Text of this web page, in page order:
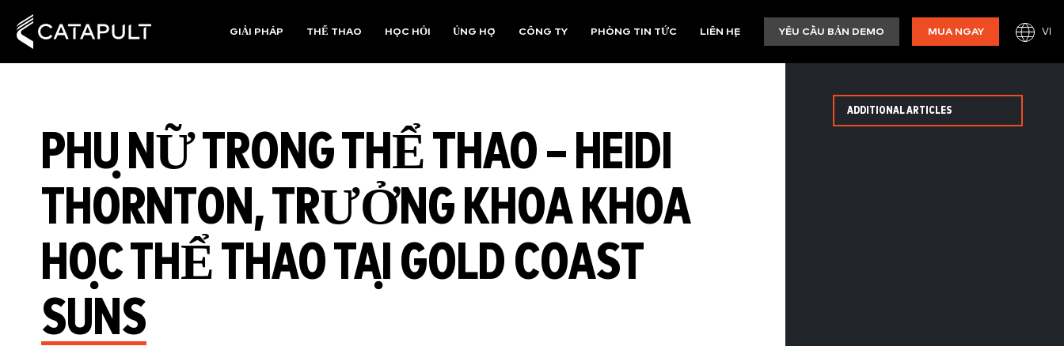
GIẢI PHÁP THỂ THAO HỌC HỎI ỦNG HỘ CÔNG TY PHÒNG TIN TỨC LIÊN HỆ YÊU CẦU BẢN DEMO MUA NGAY VI
PHỤ NỮ TRONG THỂ THAO – HEIDI
THORNTON, TRƯỞNG KHOA KHOA
HỌC THỂ THAO TẠI GOLD COAST
SUNS
ADDITIONAL ARTICLES